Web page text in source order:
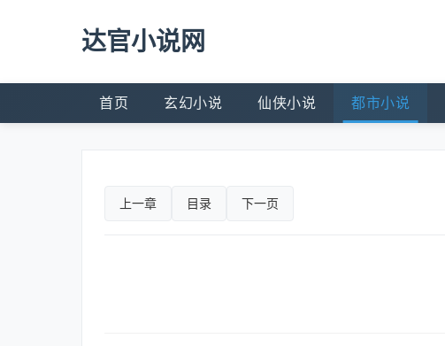
达官小说网
首页 玄幻小说 仙侠小说 都市小说
上一章 目录 下一页